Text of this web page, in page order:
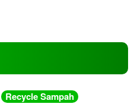
Recycle Sampah